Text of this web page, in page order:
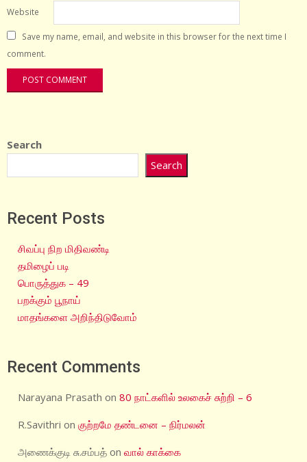
Website
Save my name, email, and website in this browser for the next time I
comment.
Search
Search
Recent Posts
சிவப்பு நிற மிதிவண்டி
தமிழைப் படி
பொருத்துக – 49
பறக்கும் பூநாய்
மாதங்களை அறிந்திடுவோம்
Recent Comments
Narayana Prasath on80 நாட்களில் உலகைச் சுற்றி – 6
R.Savithri onகுற்றமே தண்டனை – நிர்மலன்
அணைக்குடி சு.சம்பத் onவால் காக்கை